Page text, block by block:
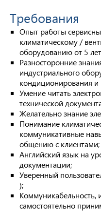
Требования
Опыт работы
климатическому /
оборудованию от 5
Разносторонние
индустриального
кондиционирования и
Умение читать
технической
Желательно знание
Понимание
коммуникативные
общению с клиентами;
Английский язык на
документации;
Уверенный
);
Коммуникабельность,
самостоятельно